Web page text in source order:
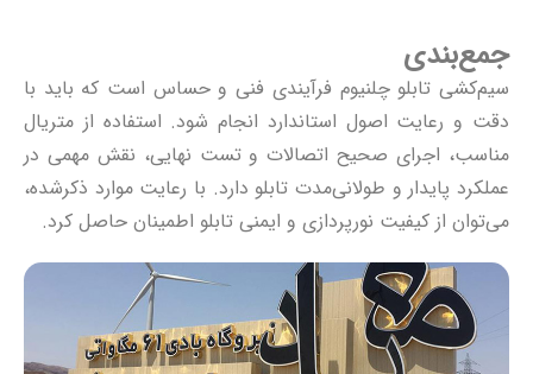
جمع‌بندی
سیم‌کشی تابلو چلنیوم فرآیندی فنی و حساس است که باید با
دقت و رعایت اصول استاندارد انجام شود. استفاده از متریال
مناسب، اجرای صحیح اتصالات و تست نهایی، نقش مهمی در
عملکرد پایدار و طولانی‌مدت تابلو دارد. با رعایت موارد ذکرشده،
می‌توان از کیفیت نورپردازی و ایمنی تابلو اطمینان حاصل کرد.